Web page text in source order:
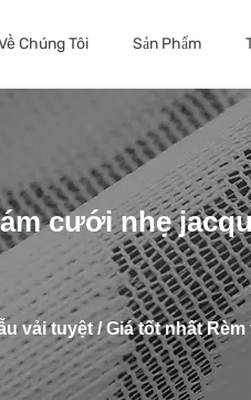
Chúng Tôi Sản Phẩm
cưới nhẹ
vải tuyệt/Giá tốt nhất